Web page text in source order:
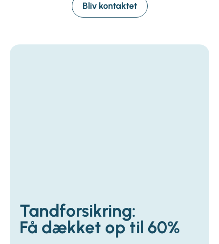
Bliv kontaktet
Tandforsikring:
Få dækket op til 60%